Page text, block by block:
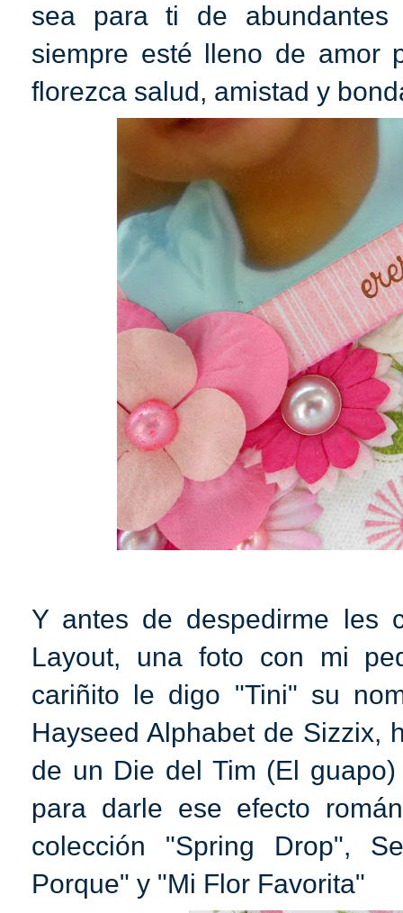
sea para ti de abundantes
siempre esté lleno de amor
florezca salud, amistad y
Y antes de despedirme les
Layout, una foto con mi
cariñito le digo "Tini" su
Hayseed Alphabet de Sizzix,
de un Die del Tim (El
para darle ese efecto
colección "Spring Drop",
Porque" y "Mi Flor Favorita"